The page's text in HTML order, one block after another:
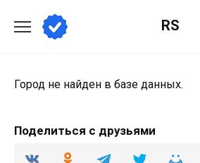
содержанию
RS
Город не найден в базе данных.
Поделиться с друзьями